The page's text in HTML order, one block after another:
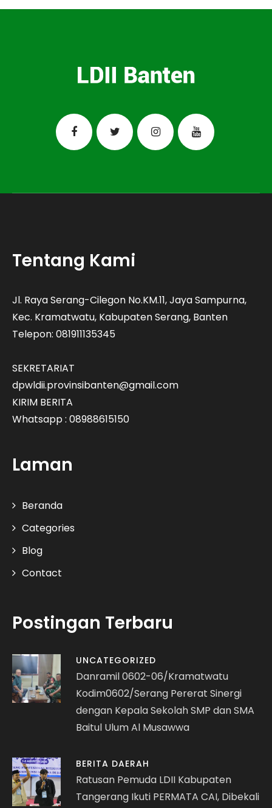
Tentang Kami
Jl. Raya Serang-Cilegon No.KM.11, Jaya Sampurna,
Kec. Kramatwatu, Kabupaten Serang, Banten
Telepon: 081911135345
SEKRETARIAT
dpwldii.provinsibanten@gmail.com
KIRIM BERITA
Whatsapp : 08988615150
Laman
Beranda
Categories
Blog
Contact
Postingan Terbaru
UNCATEGORIZED
Danramil 0602-06/Kramatwatu
Kodim0602/Serang Pererat Sinergi
dengan Kepala Sekolah SMP dan SMA
Baitul Ulum Al Musawwa
BERITA DAERAH
Ratusan Pemuda LDII Kabupaten
Tangerang Ikuti PERMATA CAI, Dibekali